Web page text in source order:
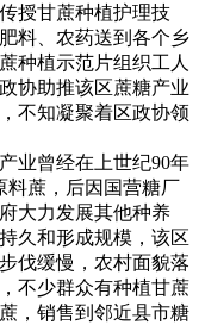
授甘蔗种植护理技
料、农药送到各个乡
种植示范片组织工人
协助推该区蔗糖产业
不知凝聚着区政协领
业曾经在上世纪90年
料蔗，后因国营糖厂
大力发展其他种养
久和形成规模，该区
伐缓慢，农村面貌落
不少群众有种植甘蔗
，销售到邻近县市糖